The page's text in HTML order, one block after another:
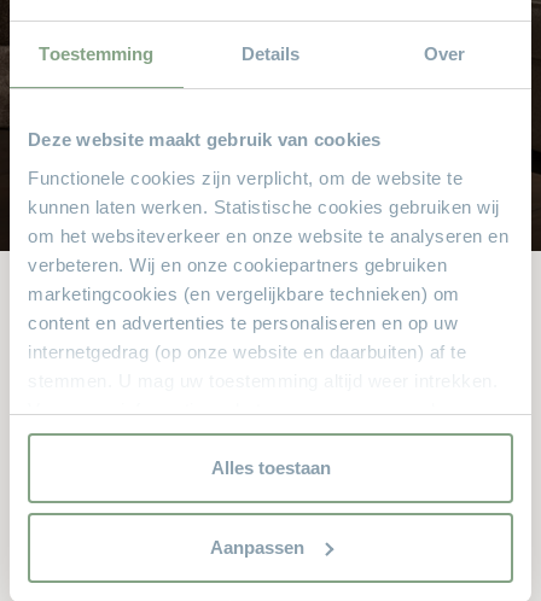
Toestemming Details Over
Deze website maakt gebruik van cookies
Functionele cookies zijn verplicht, om de website te
kunnen laten werken. Statistische cookies gebruiken wij
om het websiteverkeer en onze website te analyseren en
verbeteren. Wij en onze cookiepartners gebruiken
marketingcookies (en vergelijkbare technieken) om
content en advertenties te personaliseren en op uw
internetgedrag (op onze website en daarbuiten) af te
Voor meer informatie en het aanpassen van uw keuze op
onze website verwijzen wij u naar onze
Alles toestaan
Aanpassen
Grote keus voor iedere doelgroep
8.000 m² met alle soorten stylen meubelen
Andere bekeken ook
leuks voor u bij?